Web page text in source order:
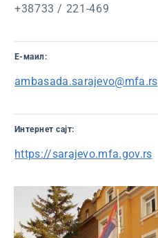
+38733 / 221-469
Е-маил:
ambasada.sarajevo@mfa.rs
Интернет сајт:
https://sarajevo.mfa.gov.rs